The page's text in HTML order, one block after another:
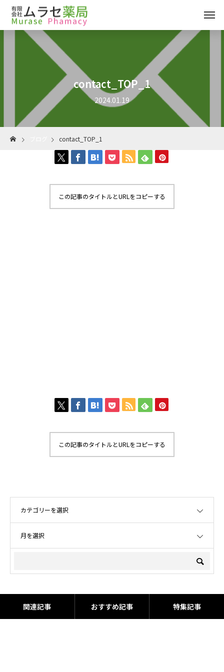
contact_TOP_1
2024.01.19
contact_TOP_1
この記事のタイトルとURLをコピーする
この記事のタイトルとURLをコピーする
関連記事 おすすめ記事 特集記事